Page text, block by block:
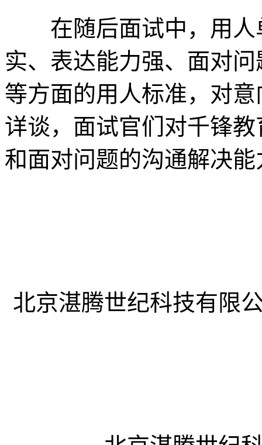
在随后面试中，用人
实、表达能力强、面对
等方面的用人标准，对
详谈，面试官们对千锋
和面对问题的沟通解决
北京湛腾世纪科技有限